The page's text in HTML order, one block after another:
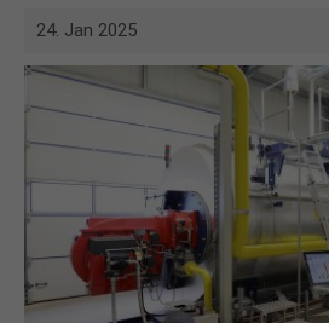
24. Jan 2025